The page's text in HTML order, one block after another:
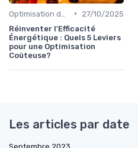
•
27/10/2025
Réinventer l'Efficacité
Énergétique : Quels 5 Leviers
pour une Optimisation
Coûteuse?
Les articles par date